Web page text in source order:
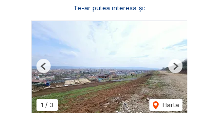
Te-ar putea interesa și:
1 / 3 Harta
Previous Next